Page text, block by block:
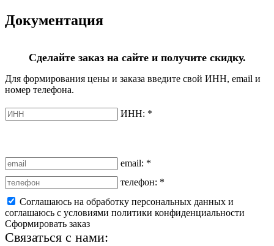
Документация
Сделайте заказ на сайте и получите скидку.
Для формирования цены и заказа введите свой ИНН, email и
номер телефона.
ИНН: *
email: *
телефон: *
Соглашаюсь на обработку персональных данных и
соглашаюсь с условиями политики конфиденциальности
Сформировать заказ
Связаться с нами: